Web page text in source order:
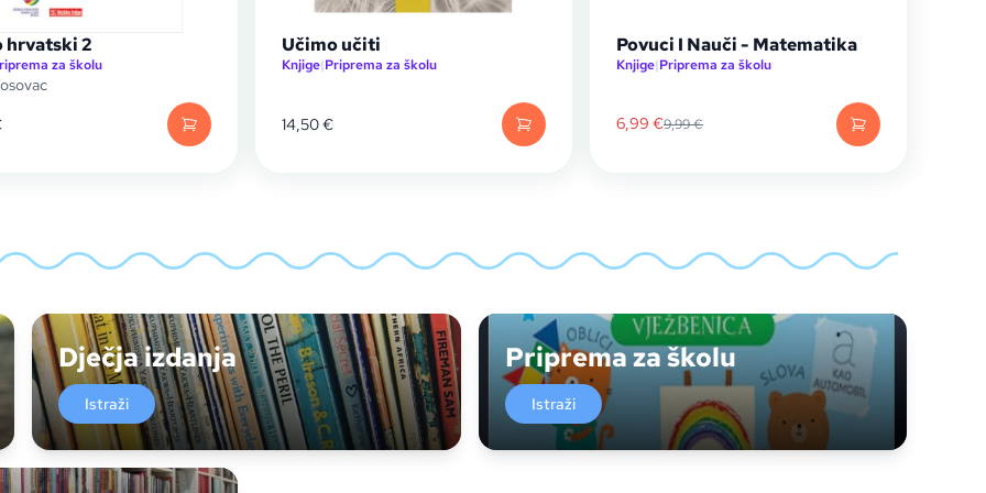
hrvatski 2
za školu
Učimo učiti
Knjige|Priprema za školu
14,50€
Povuci I Nauči - Matematika
Knjige|Priprema za školu
6,99 €9,99€
Dječja izdanja
Istraži
Priprema za školu
Istraži